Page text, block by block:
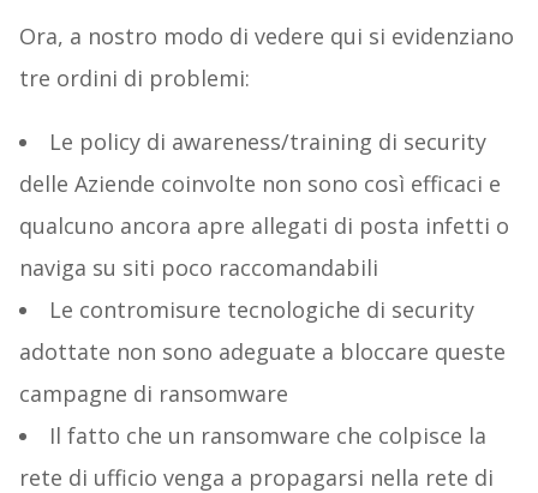
Ora, a nostro modo di vedere qui si evidenziano
tre ordini di problemi:
Le policy di awareness/training di security
delle Aziende coinvolte non sono così efficaci e
qualcuno ancora apre allegati di posta infetti o
naviga su siti poco raccomandabili
Le contromisure tecnologiche di security
adottate non sono adeguate a bloccare queste
campagne di ransomware
Il fatto che un ransomware che colpisce la
rete di ufficio venga a propagarsi nella rete di